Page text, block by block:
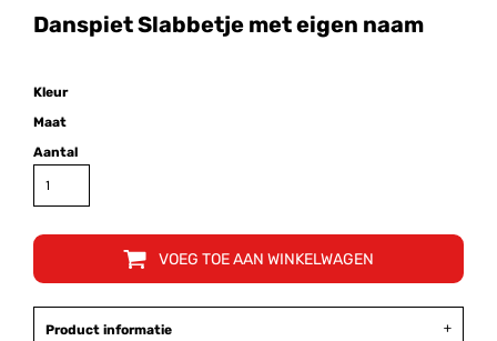
Danspiet Slabbetje met eigen naam
Kleur
Maat
Aantal
VOEG TOE AAN WINKELWAGEN
Product informatie